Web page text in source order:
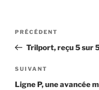
Navigation
l’article
Article
précédent
PRÉCÉDENT
Trilport, reçu 5 sur 5
Article
suivant
SUIVANT
Ligne P, une avancée